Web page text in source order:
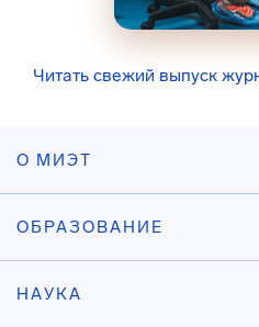
Читать свежий выпуск
О МИЭТ
ОБРАЗОВАНИЕ
НАУКА